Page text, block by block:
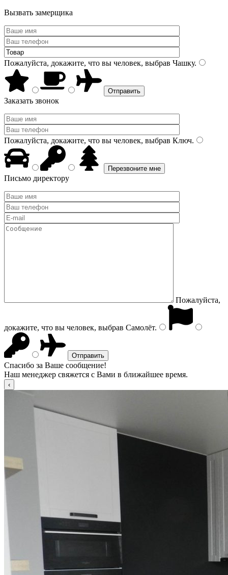
Вызвать замерщика
Пожалуйста, докажите, что вы человек, выбрав Чашку.
Заказать звонок
Пожалуйста, докажите, что вы человек, выбрав Ключ.
Письмо директору
Пожалуйста,
докажите, что вы человек, выбрав Самолёт.
Спасибо за Ваше сообщение!
Наш менеджер свяжется с Вами в ближайшее время.